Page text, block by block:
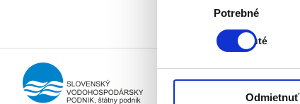
Potrebné
Zapnuté
Stav:
Zapnuté
Odmietnuť